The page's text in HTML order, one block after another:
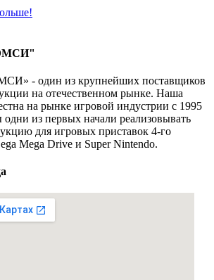
- один из крупнейших поставщиков
на отечественном рынке. Наша
на рынке игровой индустрии с 1995
одни из первых начали реализовывать
для игровых приставок 4-го
Mega Drive и Super Nintendo.